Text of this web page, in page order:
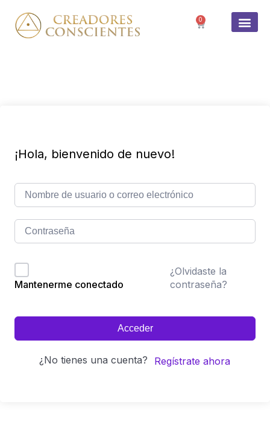
0
¡Hola, bienvenido de nuevo!
Mantenerme conectado
¿Olvidaste la
contraseña?
Acceder
¿No tienes una cuenta? Regístrate ahora